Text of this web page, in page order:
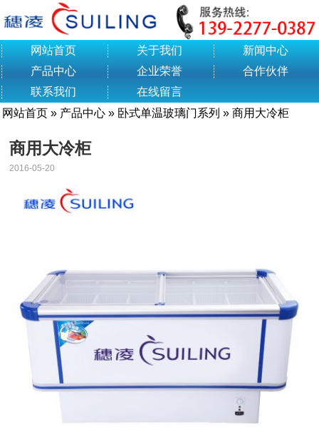
网站首页 关于我们
新闻中心
产品中心
企业荣誉
合作伙伴
联系我们
在线留言
网站首页 » 产品中心 » 卧式单温玻璃门系列 » 商用大冷柜
商用大冷柜
2016-05-20